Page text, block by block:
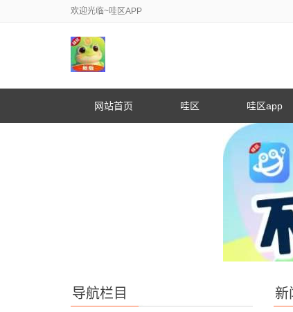
欢迎光临~哇区APP
网站首页 哇区 哇区app
新
导航栏目